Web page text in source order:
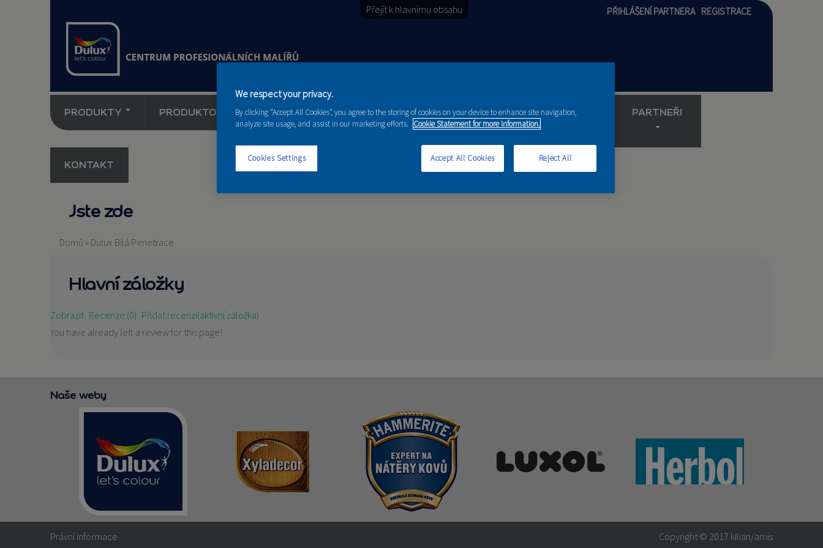
Přejít k hlavnímu obsahu PŘIHLÁŠENÍ PARTNERA REGISTRACE
PRODUKTY PRODUKTOVÉ NOVINKY PORADENSTVÍ AKCE A NOVINKY AKADEMIE PARTNEŘI
KONTAKT
Jste zde
Domů » Dulux Bílá Penetrace
Hlavní záložky
Zobrazit Recenze (0) Přidat recenzi(aktivní záložka)
You have already left a review for this page!
Naše weby
Copyright © 2017 kilian/amis
Právní informace
We respect your privacy.
By clicking “Accept All Cookies”, you agree to the storing of cookies on your device to enhance site navigation,
analyze site usage, and assist in our marketing efforts. Cookie Statement for more information.
Cookies Settings Reject All
Accept All Cookies